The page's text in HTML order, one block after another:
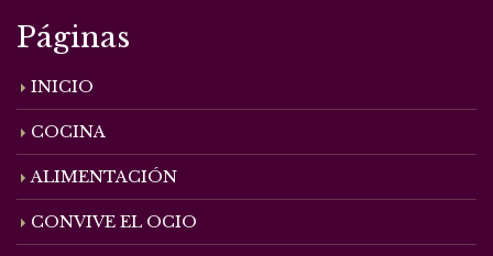
Páginas
INICIO
COCINA
ALIMENTACIÓN
CONVIVE EL OCIO